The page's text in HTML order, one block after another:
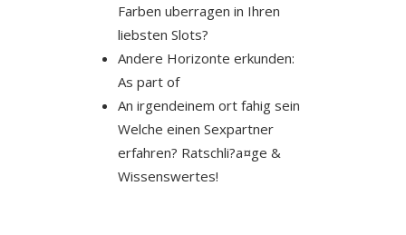
Farben uberragen in Ihren
liebsten Slots?
Andere Horizonte erkunden:
As part of
An irgendeinem ort fahig sein
Welche einen Sexpartner
erfahren? Ratschli?a¤ge &
Wissenswertes!